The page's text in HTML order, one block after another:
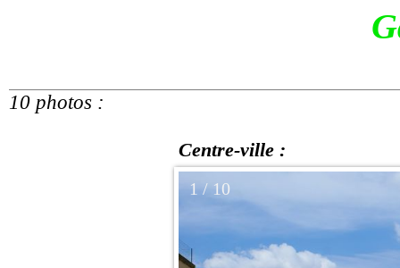
10 photos :
Centre-ville :
1 / 10